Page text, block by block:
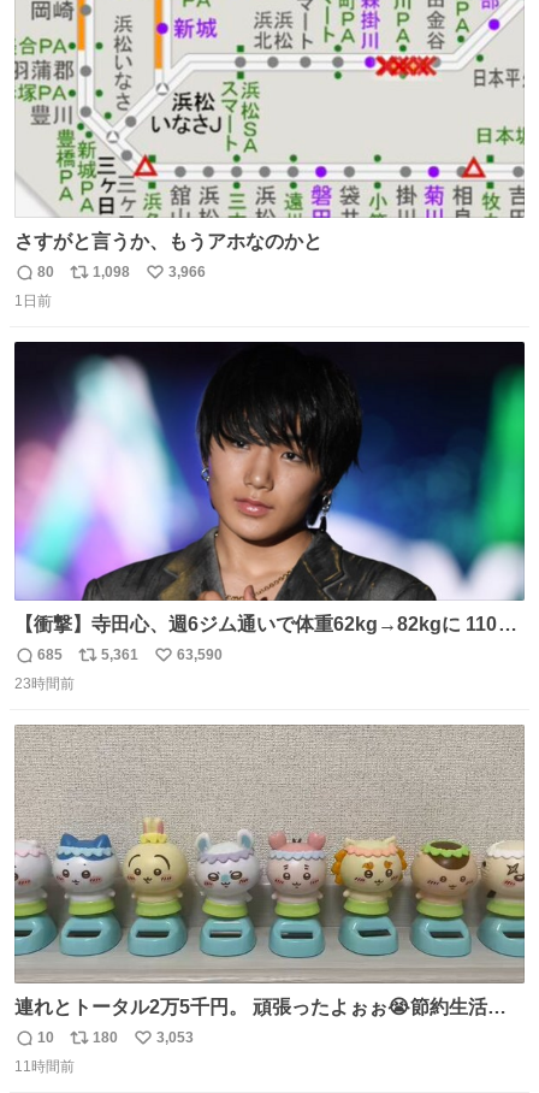
さすがと言うか、もうアホなのかと
返
信
80
リ
ト
数
1,098
い
3,966
1日前
【衝撃】寺田心、週6ジム通いで体重62kg→82kgに 110kg
のベンチプレス持ち上げる姿披露
news.livedoor.com/article/detail… 元々自重のみだった
のためおにぎり10個、ゼリー飲料3～4本、パスタと毎日4
千kcalオーバーの食事を摂取し、増量したという。
返
信
685
リ
ト
数
5,361
い
数
63,590
23時間前
連れとトータル2万5千円。 頑張ったよぉぉ😭節約生活の
始まり。笑
返
信
10
リ
ポ
180
い
3,053
11時間前